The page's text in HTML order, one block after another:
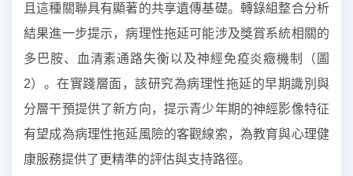
且這種關聯具有顯著的共享遺傳基礎。轉錄組整合分析
結果進一步提示，病理性拖延可能涉及獎賞系統相關的
多巴胺、血清素通路失衡以及神經免疫炎癥機制（圖
2）。在實踐層面，該研究為病理性拖延的早期識別與
分層干預提供了新方向，提示青少年期的神經影像特征
有望成為病理性拖延風險的客觀線索，為教育與心理健
康服務提供了更精準的評估與支持路徑。